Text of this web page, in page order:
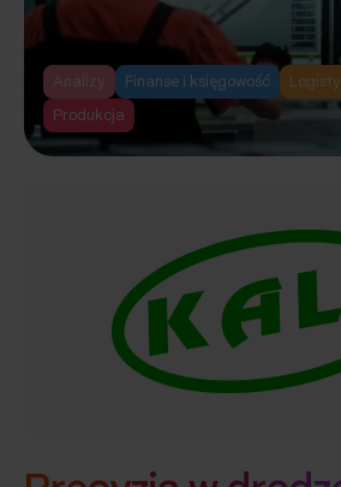
Analizy Finanse i księgowość
Produkcja